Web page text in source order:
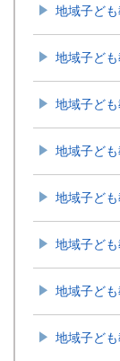
地域子ども
地域子ども
地域子ども
地域子ども
地域子ども
地域子ども
地域子ども
地域子ども